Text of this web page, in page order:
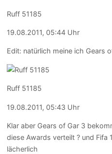
Ruff 51185
19.08.2011, 05:44 Uhr
Edit: natürlich meine ich Gears
Ruff 51185
19.08.2011, 05:43 Uhr
Klar aber Gears of Gar 3
diese Awards verteilt ? und Fifa
lächerlich